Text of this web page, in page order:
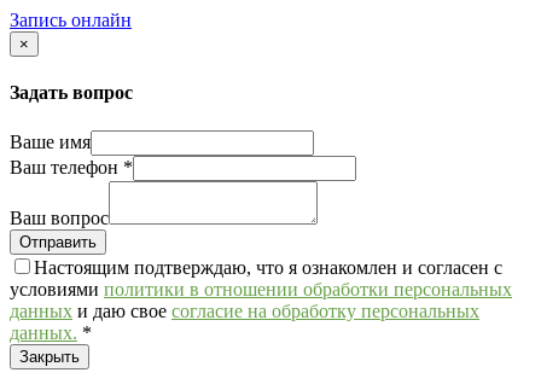
Запись онлайн
×
Задать вопрос
Ваше имя
Ваш телефон *
Ваш вопрос
Настоящим подтверждаю, что я ознакомлен и согласен с
условиями политики в отношении обработки персональных
данных и даю свое согласие на обработку персональных
данных. *
Закрыть